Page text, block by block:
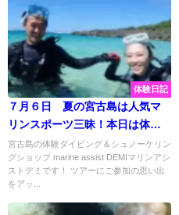
体験日記
７月６日 夏の宮古島は人気マ
リンスポーツ三昧！本日は体験
ダイビングで水中ご案内♡
宮古島の体験ダイビング＆シュノーケリン
グショップ marine assist DEMIマリンアシ
ストデミです！ ツアーにご参加の思い出
をアッ...